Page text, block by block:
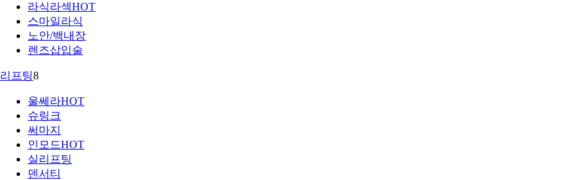
라식라섹HOT
스마일라식
노안/백내장
렌즈삽입술
리프팅8
울쎄라HOT
슈링크
써마지
인모드HOT
실리프팅
덴서티